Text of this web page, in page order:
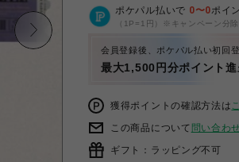
ポケパル払いで 0〜0ポイ
（1P=1円）※キャンペーン分除
会員登録後、ポケパル払い初回
最大1,500円分ポイント進
獲得ポイントの確認方法は
この商品について 問い合わ
ギフト：ラッピング不可